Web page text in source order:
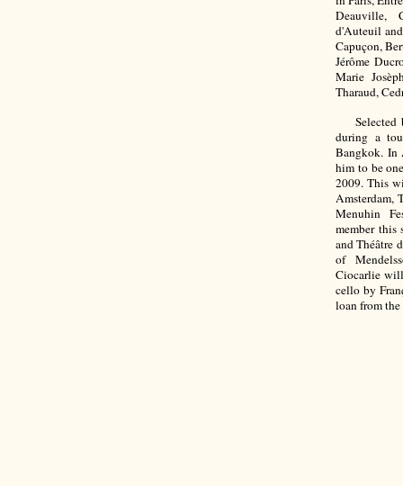
Deauville,
d'Auteuil
Capuçon,
Jérôme
Marie
Tharaud,
Selected
during a
Bangkok. In
him to be
2009. This
Amsterdam,
Menuhin
member this
and Théâtre
of
Ciocarlie
cello by
loan from